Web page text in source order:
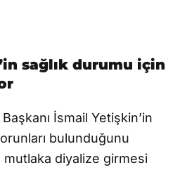
sağlık durumu için
İsmail Yetişkin’in
bulunduğunu
diyalize girmesi